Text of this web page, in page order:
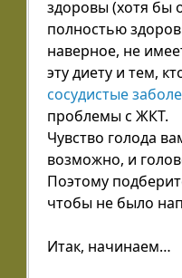
здоровы (хотя бы
полностью
наверное, не
эту диету и тем,
сосудистые
проблемы с ЖКТ.
Чувство голода
возможно, и
Поэтому
чтобы не было
Итак, начинаем…